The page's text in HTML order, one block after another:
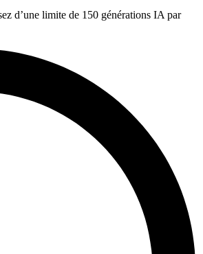
d’une limite de 150 générations IA par